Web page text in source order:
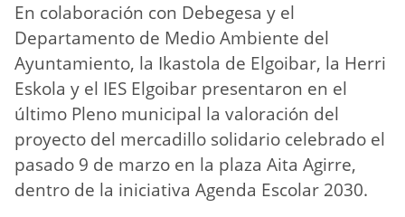
En colaboración con Debegesa y el
Departamento de Medio Ambiente del
Ayuntamiento, la Ikastola de Elgoibar, la Herri
Eskola y el IES Elgoibar presentaron en el
último Pleno municipal la valoración del
proyecto del mercadillo solidario celebrado el
pasado 9 de marzo en la plaza Aita Agirre,
dentro de la iniciativa Agenda Escolar 2030.